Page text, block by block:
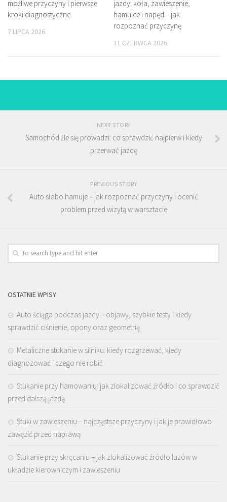
możliwe przyczyny i pierwsze
kroki diagnostyczne
7 LIPCA 2026
jazdy: koła, zawieszenie,
hamulce i napęd – jak
rozpoznać przyczynę
11 CZERWCA 2026
NEXT STORY
Samochód źle się prowadzi: co sprawdzić najpierw i kiedy
przerwać jazdę
PREVIOUS STORY
Auto słabo hamuje – jak rozpoznać przyczyny i ocenić
problem przed wizytą w warsztacie
OSTATNIE WPISY
Auto ściąga podczas jazdy – objawy, szybkie testy i kiedy
sprawdzić ciśnienie, opony oraz geometrię
Metaliczne stukanie w silniku: kiedy rozgrzewać, kiedy
diagnozować i czego nie robić
Stukanie przy hamowaniu: jak zlokalizować źródło i co sprawdzić
przed dalszą jazdą
Stuki w zawieszeniu – najczęstsze przyczyny i jak je prawidłowo
zawęzić przed naprawą
Stukanie przy skręcaniu – jak zlokalizować źródło luzów w
układzie kierowniczym i zawieszeniu